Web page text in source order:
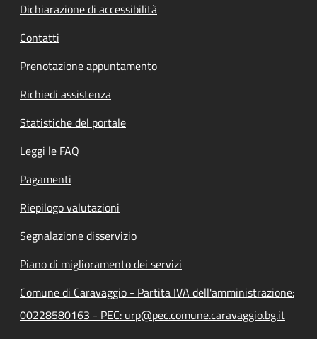
Dichiarazione di accessibilità
Contatti
Prenotazione appuntamento
Richiedi assistenza
Statistiche del portale
Leggi le FAQ
Pagamenti
Riepilogo valutazioni
Segnalazione disservizio
Piano di miglioramento dei servizi
Comune di Caravaggio - Partita IVA dell'amministrazione:
00228580163 - PEC: urp@pec.comune.caravaggio.bg.it